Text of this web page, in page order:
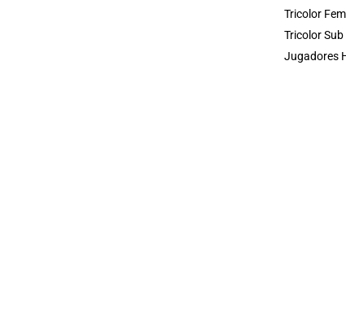
Tricolor
Tricolor Sub
Jugadores